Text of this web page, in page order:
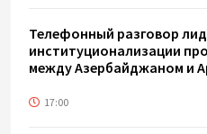
Телефонный разговор
институционализации
между Азербайджаном и
17:00